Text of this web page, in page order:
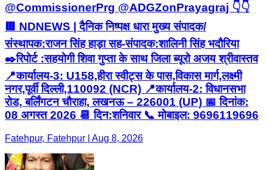
@CommissionerPrg @ADGZonPrayagraj 👇👇
🟥 NDNEWS | दैनिक निष्पक्ष धारा मुख्य संपादक/
संस्थापक:राजन सिंह हाड़ा सह-संपादक:शालिनी सिंह भदौरिया
✒️रिपोर्ट :सहयोगी शिवा गुप्ता के साथ जिला ब्यूरो अजय श्रीवास्तव
📍कार्यालय-3: U158,हीरा स्वीट्स के पास,विकास मार्ग,लक्ष्मी
नगर,पूर्वी दिल्ली,110092 (NCR) 📍कार्यालय-2: विधानसभा
रोड, बर्लिंगटन चौराहा, लखनऊ – 226001 (UP) 📅 दिनांक:
08 अगस्त 2026 📆 दिन:शनिवार 📞 मोबाइल: 9696119696
Fatehpur, Fatehpur | Aug 8, 2026